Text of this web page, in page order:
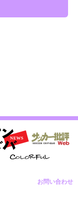
お問い合わせ